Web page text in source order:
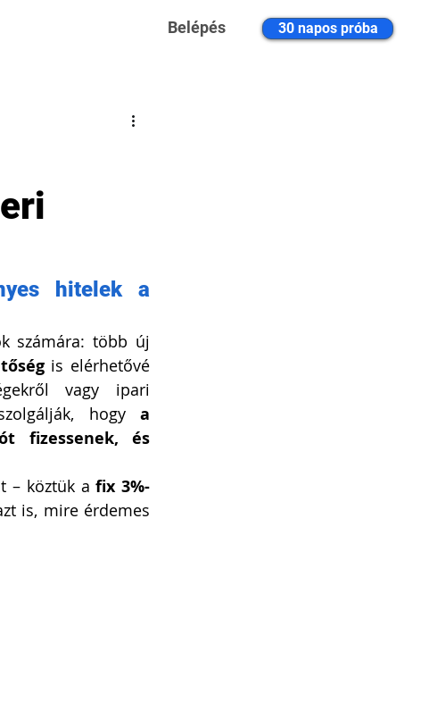
Belépés 30 napos próba
hitelek a
is elérhetővé
vagy ipari
hogy a
fizessenek, és
– köztük a fix 3%-
is, mire érdemes